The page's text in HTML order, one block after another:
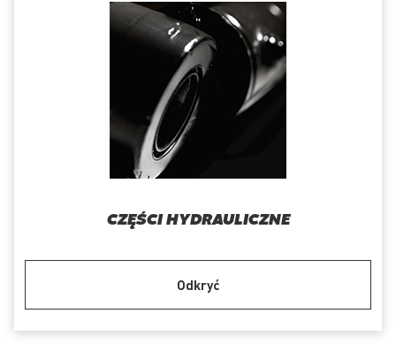
CZĘŚCI HYDRAULICZNE
Odkryć